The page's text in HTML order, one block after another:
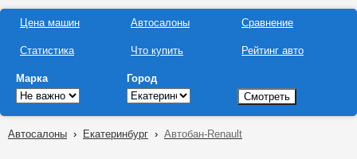
Цена машин
Статистика
Автосалоны
Что купить
Сравнение
Рейтинг авто
Марка Город
Автосалоны › Екатеринбург › Автобан-Renault